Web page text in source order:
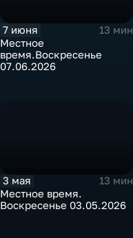
7 июня
13 мин
Местное
время.Воскресенье
07.06.2026
3 мая
13 мин
Местное время.
Воскресенье 03.05.2026